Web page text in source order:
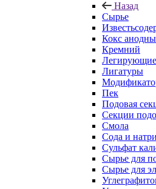
Назад
Сырье
Кокс
Кремний
Лигатуры
Пек
Подовая
Секции
Смола
Сода и
Сульфат
Сырье для
Сырье для